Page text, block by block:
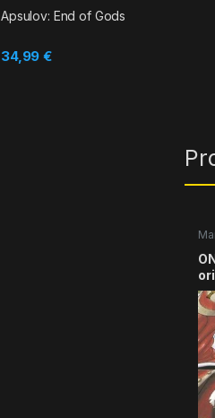
Apsulov: End of Gods
34,99€